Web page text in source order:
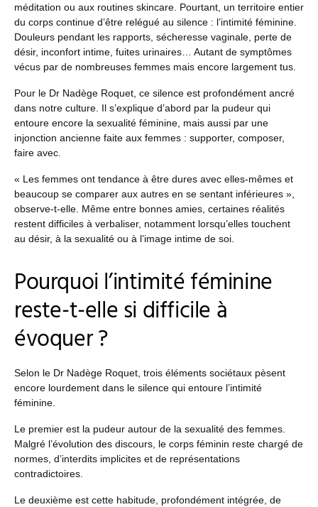
méditation ou aux routines skincare. Pourtant, un territoire entier
du corps continue d’être relégué au silence : l’intimité féminine.
Douleurs pendant les rapports, sécheresse vaginale, perte de
désir, inconfort intime, fuites urinaires… Autant de symptômes
vécus par de nombreuses femmes mais encore largement tus.
Pour le Dr Nadège Roquet, ce silence est profondément ancré
dans notre culture. Il s’explique d’abord par la pudeur qui
entoure encore la sexualité féminine, mais aussi par une
injonction ancienne faite aux femmes : supporter, composer,
faire avec.
« Les femmes ont tendance à être dures avec elles-mêmes et
beaucoup se comparer aux autres en se sentant inférieures »,
observe-t-elle. Même entre bonnes amies, certaines réalités
restent difficiles à verbaliser, notamment lorsqu’elles touchent
au désir, à la sexualité ou à l’image intime de soi.
Pourquoi l’intimité féminine
reste-t-elle si difficile à
évoquer ?
Selon le Dr Nadège Roquet, trois éléments sociétaux pèsent
encore lourdement dans le silence qui entoure l’intimité
féminine.
Le premier est la pudeur autour de la sexualité des femmes.
Malgré l’évolution des discours, le corps féminin reste chargé de
normes, d’interdits implicites et de représentations
contradictoires.
Le deuxième est cette habitude, profondément intégrée, de